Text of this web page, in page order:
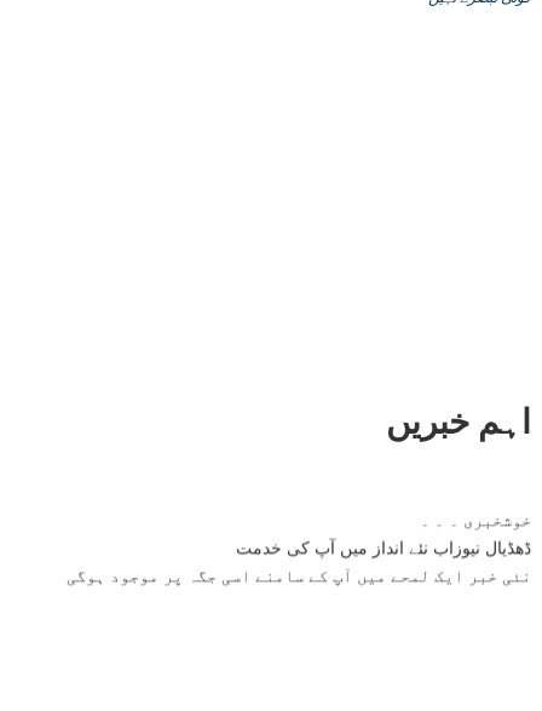
اہم خبریں
ڈھڈیال نیوزاب نئے انداز میں آپ کی خدمت
نئی خبر ایک لمحے میں آپ کے سامنے اسی جگہ پر موجود ہوگی